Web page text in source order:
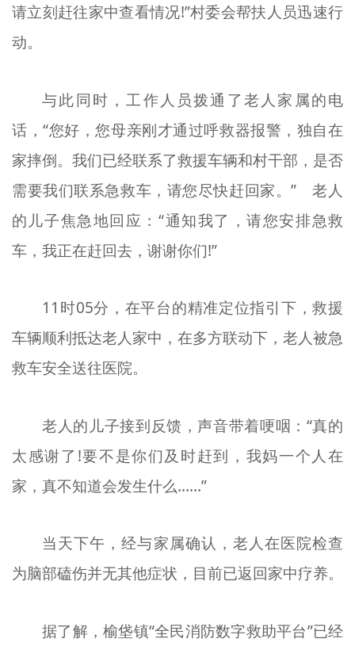
请立刻赶往家中查看情况!”村委会帮扶人员迅速行
动。
与此同时，工作人员拨通了老人家属的电
话，“您好，您母亲刚才通过呼救器报警，独自在
家摔倒。我们已经联系了救援车辆和村干部，是否
需要我们联系急救车，请您尽快赶回家。” 老人
的儿子焦急地回应：“通知我了，请您安排急救
车，我正在赶回去，谢谢你们!”
11时05分，在平台的精准定位指引下，救援
车辆顺利抵达老人家中，在多方联动下，老人被急
救车安全送往医院。
老人的儿子接到反馈，声音带着哽咽：“真的
太感谢了!要不是你们及时赶到，我妈一个人在
家，真不知道会发生什么……”
当天下午，经与家属确认，老人在医院检查
为脑部磕伤并无其他症状，目前已返回家中疗养。
据了解，榆垡镇“全民消防数字救助平台”已经